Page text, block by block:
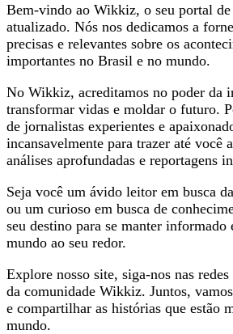
Bem-vindo ao Wikkiz, o seu portal
atualizado. Nós nos dedicamos a
precisas e relevantes sobre os
importantes no Brasil e no mundo.
No Wikkiz, acreditamos no poder da
transformar vidas e moldar o futuro.
de jornalistas experientes e
incansavelmente para trazer até você
análises aprofundadas e reportagens
Seja você um ávido leitor em busca
ou um curioso em busca de
seu destino para se manter informado
mundo ao seu redor.
Explore nosso site, siga-nos nas
da comunidade Wikkiz. Juntos,
e compartilhar as histórias que estão
mundo.